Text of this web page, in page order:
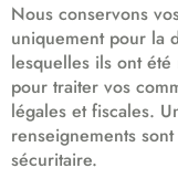
Nous conservons
uniquement pour la
lesquelles ils ont
pour traiter vos
légales et fiscales.
renseignements
sécuritaire.